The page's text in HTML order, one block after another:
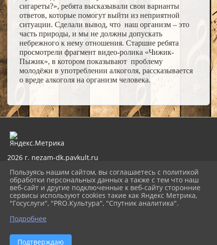
сигареты?», ребята высказывали свои варианты
ответов, которые помогут выйти из неприятной
ситуации. Сделали вывод, что наш организм – это
часть природы, и мы не должны допускать
небрежного к нему отношения. Старшие ребята
просмотрели фрагмент видео-ролика «Чижик-
Пыжик», в котором показывают проблему
молодёжи в употреблении алкоголя, рассказывается
о вреде алкоголя на организм человека.
2026 г. nezam-dk.pavkult.ru
Карта сайта
Политика обработки персональных данных
Сделано на KubCMS
Разработка и поддержка
Пользуясь нашим сайтом, вы соглашаетесь с политикой
обработки персональных данных а также с тем что наш
веб-сайт и другие подключенные к веб-сайту сторонние
сервисы используют cookies такие как Яндекс Метрика,
"Госуслуги", "PRO.Культура", "Спутник аналитика".
Подробнее
Подтверждаю